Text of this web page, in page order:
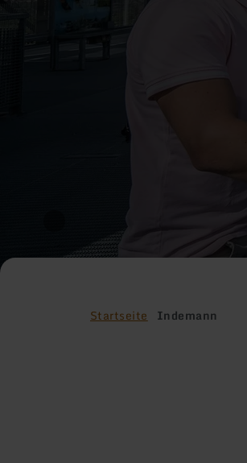
Startseite Indemann